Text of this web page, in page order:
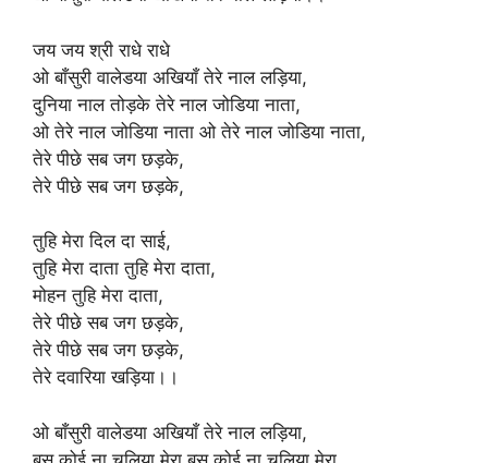
जय जय श्री राधे राधे
ओ बाँसुरी वालेडया अखियाँ तेरे नाल लड़िया,
दुनिया नाल तोड़के तेरे नाल जोडिया नाता,
ओ तेरे नाल जोडिया नाता ओ तेरे नाल जोडिया नाता,
तेरे पीछे सब जग छड़के,
तेरे पीछे सब जग छड़के,
तुहि मेरा दिल दा साई,
तुहि मेरा दाता तुहि मेरा दाता,
मोहन तुहि मेरा दाता,
तेरे पीछे सब जग छड़के,
तेरे पीछे सब जग छड़के,
तेरे दवारिया खड़िया।।
ओ बाँसुरी वालेडया अखियाँ तेरे नाल लड़िया,